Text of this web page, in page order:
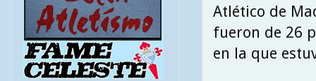
Atlético de
fueron de 26
en la que